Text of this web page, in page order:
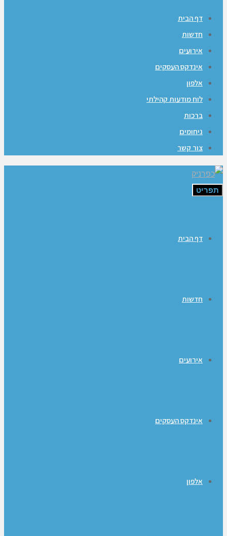
דף הבית
חדשות
אירועים
אינדקס העסקים
אלפון
לוח מודעות קהילתי
ברכות
ניחומים
צור קשר
תפריט
דף הבית
חדשות
אירועים
אינדקס העסקים
אלפון